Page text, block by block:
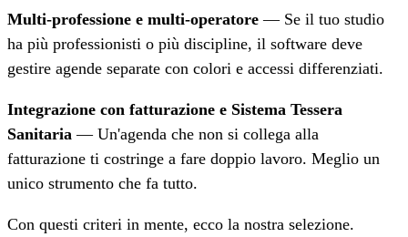
Multi-professione e multi-operatore — Se il tuo studio
ha più professionisti o più discipline, il software deve
gestire agende separate con colori e accessi differenziati.
Integrazione con fatturazione e Sistema Tessera
Sanitaria — Un'agenda che non si collega alla
fatturazione ti costringe a fare doppio lavoro. Meglio un
unico strumento che fa tutto.
Con questi criteri in mente, ecco la nostra selezione.